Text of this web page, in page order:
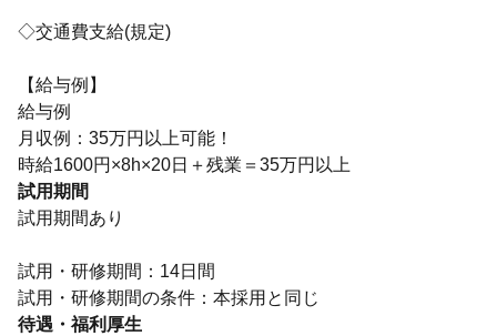
◇交通費支給(規定)
【給与例】
給与例
月収例：35万円以上可能！
時給1600円×8h×20日＋残業＝35万円以上
試用期間
試用期間あり
試用・研修期間：14日間
待遇・福利厚生